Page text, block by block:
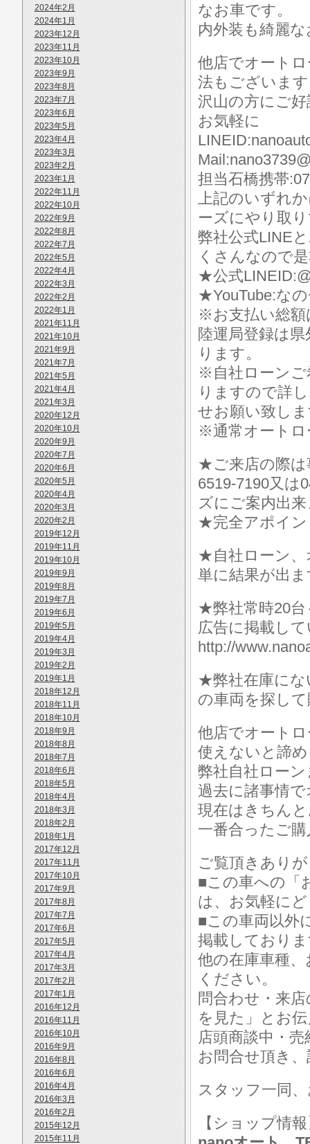
2024年2月
2024年1月
2023年12月
2023年11月
2023年10月
2023年9月
2023年8月
2023年7月
2023年6月
2023年5月
2023年4月
2023年3月
2023年2月
2023年1月
2022年11月
2022年10月
2022年9月
2022年8月
2022年7月
2022年5月
2022年4月
2022年3月
2022年2月
2022年1月
2021年11月
2021年10月
2021年9月
2021年7月
2021年5月
2021年4月
2021年3月
2020年12月
2020年10月
2020年9月
2020年7月
2020年6月
2020年5月
2020年4月
2020年3月
2020年2月
2019年12月
2019年11月
2019年10月
2019年9月
2019年8月
2019年7月
2019年6月
2019年5月
2019年4月
2019年3月
2019年2月
2019年1月
2018年12月
2018年11月
2018年10月
2018年9月
2018年8月
2018年7月
2018年6月
2018年5月
2018年4月
2018年3月
2018年2月
2018年1月
2017年12月
2017年11月
2017年10月
2017年9月
2017年8月
2017年7月
2017年6月
2017年5月
2017年4月
2017年3月
2017年2月
2017年1月
2016年12月
2016年11月
2016年10月
2016年9月
2016年8月
2016年6月
2016年4月
2016年3月
2016年2月
2015年12月
2015年11月
なお車です。
内外装も綺麗
他店でオート
法もございま
沢山の方にご
お気軽に
担当石橋携帯
上記のいずれ
ーズにやり取
弊社公式LINE
くさんなので
★公式
★YouTube:な
※お支払い総額
陸運局登録は
ります。
※自社ローンご
りますので詳
せお願い致し
※通常オートロ
★ご来店の際は
6519-7190又は
ズにご案内出
★完全アポイ
★自社ローン、
単に結果が出
★弊社常時20台
広告に掲載し
http://
★弊社在庫にな
の車両を探し
他店でオート
使えないと諦
弊社自社ロー
過去に諸事情
現在はきちん
一番合ったご
ご覧頂きあり
■この車への「
は、お気軽に
■この車両以外
掲載しており
他の在庫車種
ください。
問合わせ・来
を見た」とお
店頭商談中・
お問合せ頂き
スタッフ一同
【ショップ情